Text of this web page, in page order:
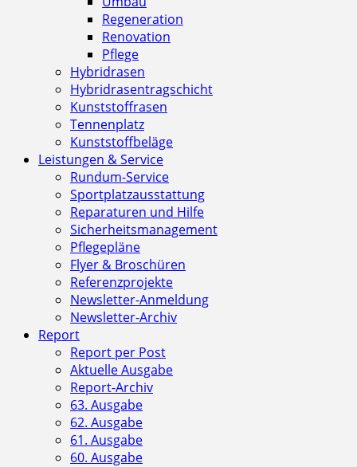
Regeneration
Renovation
Pflege
Hybridrasen
Hybridrasentragschicht
Kunststoffrasen
Tennenplatz
Kunststoffbeläge
Leistungen & Service
Rundum-Service
Sportplatzausstattung
Reparaturen und Hilfe
Sicherheitsmanagement
Pflegepläne
Flyer & Broschüren
Referenzprojekte
Newsletter-Anmeldung
Newsletter-Archiv
Report
Report per Post
Aktuelle Ausgabe
Report-Archiv
63. Ausgabe
62. Ausgabe
61. Ausgabe
60. Ausgabe